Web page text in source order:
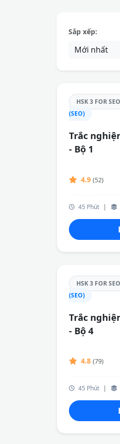
Sắp xếp:
HSK 3 FOR SEO
(SEO)
Trắc
- Bộ 1
4.9 (52)
45 Phút |
HSK 3 FOR SEO
(SEO)
Trắc
- Bộ 4
4.8 (79)
45 Phút |